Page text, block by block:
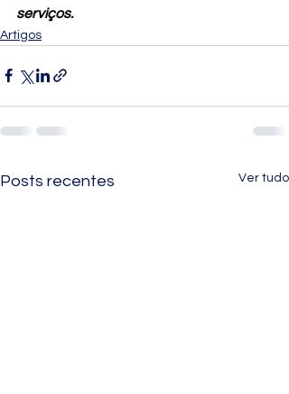
serviços.
Artigos
Posts recentes Ver tudo